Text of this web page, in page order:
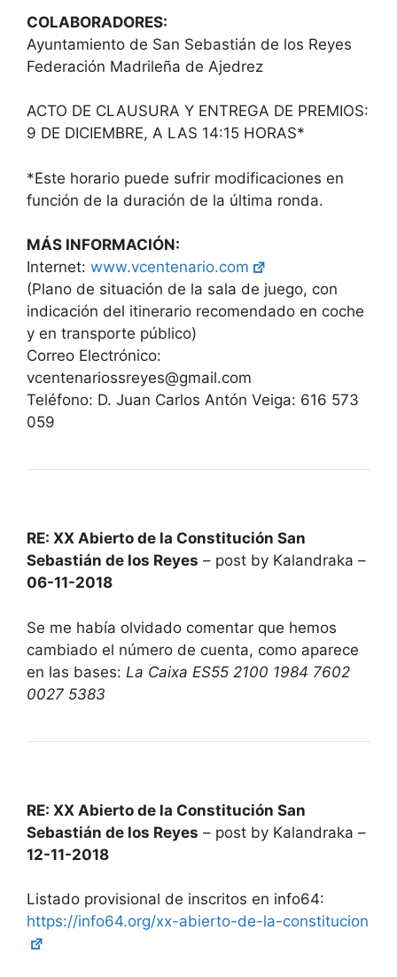
COLABORADORES:
Ayuntamiento de San Sebastián de los Reyes
Federación Madrileña de Ajedrez
ACTO DE CLAUSURA Y ENTREGA DE PREMIOS:
9 DE DICIEMBRE, A LAS 14:15 HORAS*
*Este horario puede sufrir modificaciones en
función de la duración de la última ronda.
MÁS INFORMACIÓN:
Internet: www.vcentenario.com
(Plano de situación de la sala de juego, con
indicación del itinerario recomendado en coche
y en transporte público)
Correo Electrónico:
vcentenariossreyes@gmail.com
Teléfono: D. Juan Carlos Antón Veiga: 616 573
059
RE: XX Abierto de la Constitución San
Sebastián de los Reyes – post by Kalandraka –
06-11-2018
Se me había olvidado comentar que hemos
cambiado el número de cuenta, como aparece
en las bases: La Caixa ES55 2100 1984 7602
0027 5383
RE: XX Abierto de la Constitución San
Sebastián de los Reyes – post by Kalandraka –
12-11-2018
Listado provisional de inscritos en info64:
https://info64.org/xx-abierto-de-la-constitucion